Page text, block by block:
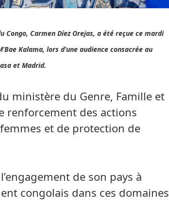
Congo, Carmen Díez Orejas, a été reçue ce mardi
Kalama, lors d’une audience consacrée au
et Madrid.
ministère du Genre, Famille et
renforcement des actions
et de protection de
de son pays à
congolais dans ces domaines